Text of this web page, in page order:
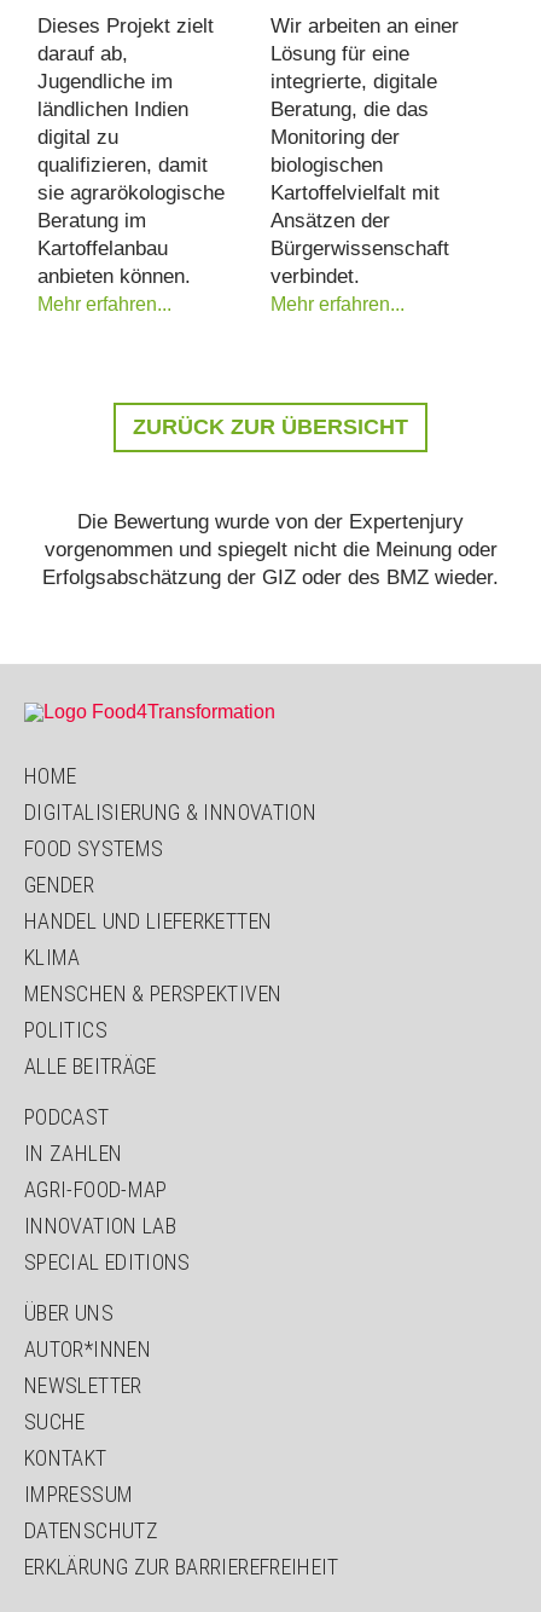
Dieses Projekt zielt
darauf ab,
Jugendliche im
ländlichen Indien
digital zu
qualifizieren, damit
sie agrarökologische
Beratung im
Kartoffelanbau
anbieten können.
Mehr erfahren...
Wir arbeiten an einer
Lösung für eine
integrierte, digitale
Beratung, die das
Monitoring der
biologischen
Kartoffelvielfalt mit
Ansätzen der
Bürgerwissenschaft
verbindet.
Mehr erfahren...
ZURÜCK ZUR ÜBERSICHT
Die Bewertung wurde von der Expertenjury
vorgenommen und spiegelt nicht die Meinung oder
Erfolgsabschätzung der GIZ oder des BMZ wieder.
HOME
DIGITALISIERUNG & INNOVATION
FOOD SYSTEMS
GENDER
HANDEL UND LIEFERKETTEN
KLIMA
MENSCHEN & PERSPEKTIVEN
POLITICS
ALLE BEITRÄGE
PODCAST
IN ZAHLEN
AGRI-FOOD-MAP
INNOVATION LAB
SPECIAL EDITIONS
ÜBER UNS
AUTOR*INNEN
NEWSLETTER
SUCHE
KONTAKT
IMPRESSUM
DATENSCHUTZ
ERKLÄRUNG ZUR BARRIEREFREIHEIT